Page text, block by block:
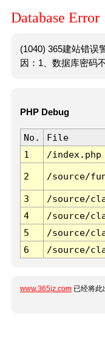
Database Error
(1040) 365建站错误
因：1、数据库密码
PHP Debug
No. File
1
/index.php
2 /source/
3 /source/
4
/source/
5
/source/
6
/source/
www.365jz.com 已经将此